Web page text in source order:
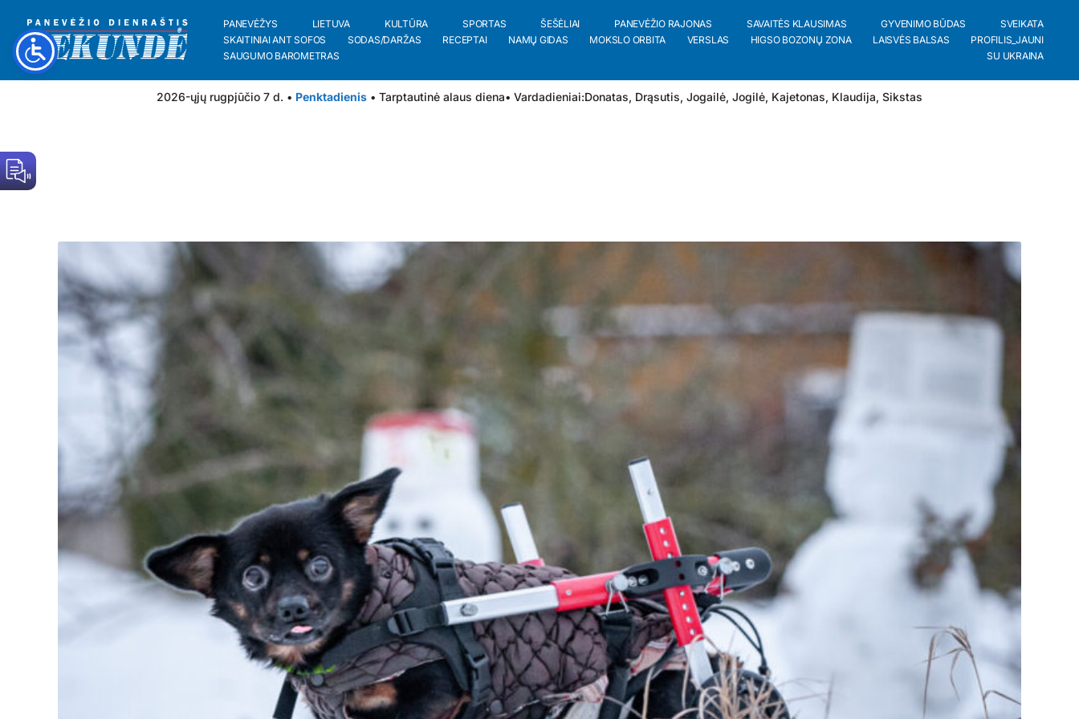
PANEVĖŽYS LIETUVA KULTŪRA SPORTAS ŠEŠĖLIAI PANEVĖŽIO RAJONAS SAVAITĖS KLAUSIMAS GYVENIMO BŪDAS
SVEIKATA
SKAITINIAI ANT SOFOS
SODAS/DARŽAS RECEPTAI NAMŲ GIDAS MOKSLO ORBITA VERSLAS HIGSO BOZONŲ ZONA LAISVĖS BALSAS
PROFILIS_JAUNI
SAUGUMO BAROMETRAS
SU UKRAINA
2026-ųjų rugpjūčio 7 d. • Penktadienis • Tarptautinė alaus diena• Vardadieniai:Donatas, Drąsutis, Jogailė, Jogilė, Kajetonas, Klaudija, Sikstas